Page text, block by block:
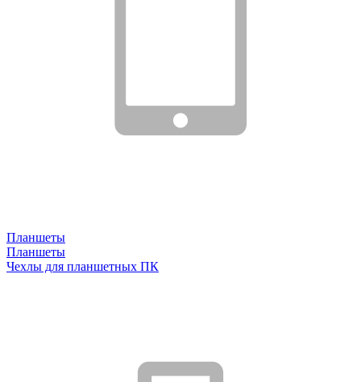
Планшеты
Планшеты
Чехлы для планшетных ПК